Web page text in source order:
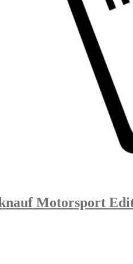
Motorsport